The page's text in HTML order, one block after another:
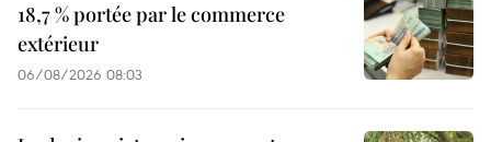
18,7 % portée par le commerce
extérieur
06/08/2026 08:03